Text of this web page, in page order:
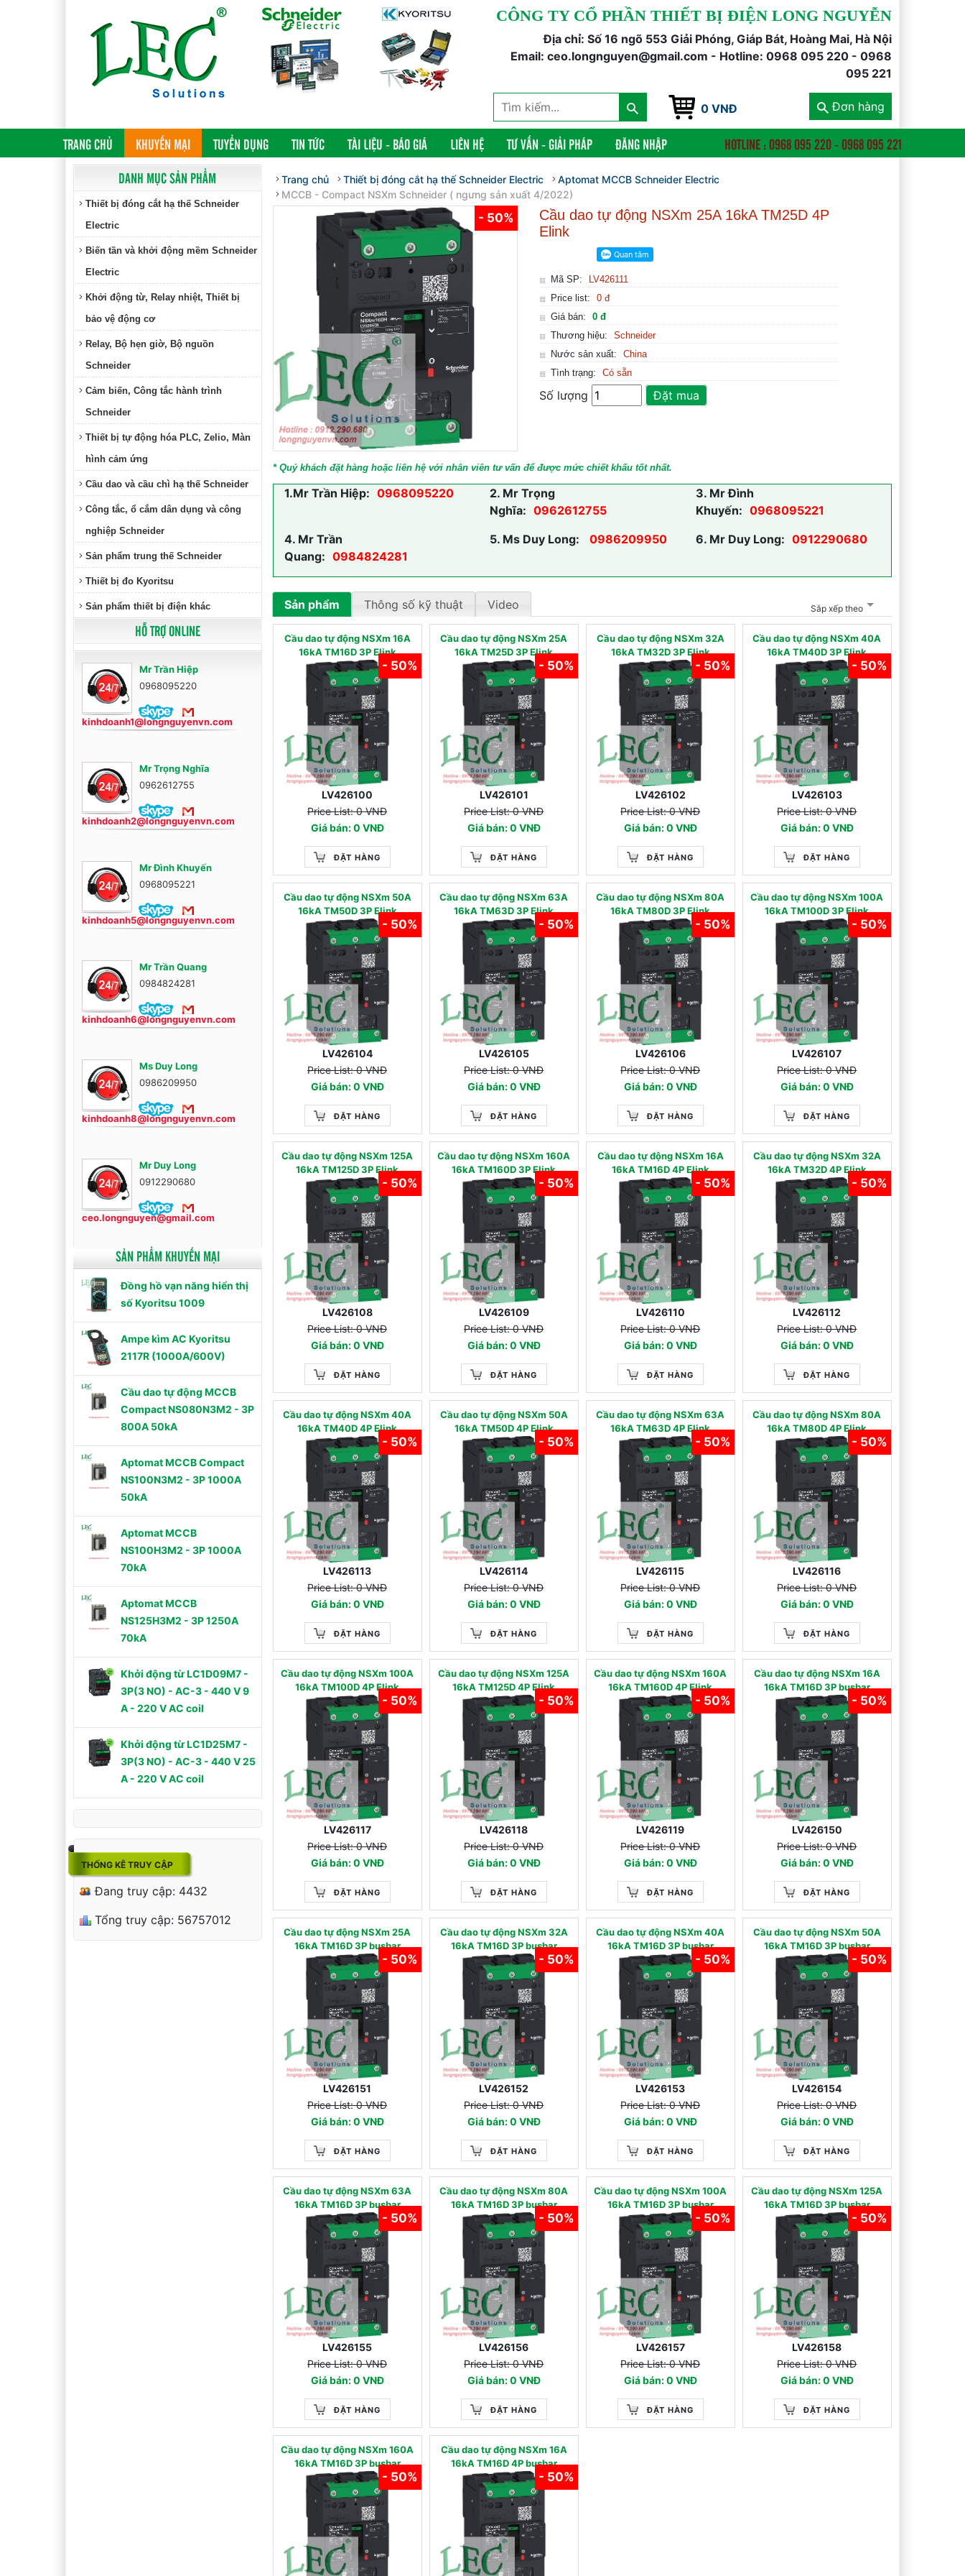
CÔNG TY CỔ PHẦN THIẾT BỊ ĐIỆN LONG NGUYỄN
Địa chỉ: Số 16 ngõ 553 Giải Phóng, Giáp Bát, Hoàng Mai, Hà Nội
Email: ceo.longnguyen@gmail.com - Hotline: 0968 095 220 - 0968
095 221
0 VNĐ Đơn hàng
TRANG CHỦ (CURRENT)
KHUYẾN MẠI TUYỂN DỤNG TIN TỨC TÀI LIỆU - BÁO GIÁ LIÊN HỆ TƯ VẤN - GIẢI PHÁP ĐĂNG NHẬP
HOTLINE : 0968 095 220 - 0968 095 221
DANH MỤC SẢN PHẨM
Thiết bị đóng cắt hạ thế Schneider
Electric
Biến tần và khởi động mềm Schneider
Electric
Khởi động từ, Relay nhiệt, Thiết bị
bảo vệ động cơ
Relay, Bộ hẹn giờ, Bộ nguồn
Schneider
Cảm biến, Công tắc hành trình
Schneider
Thiết bị tự động hóa PLC, Zelio, Màn
hình cảm ứng
Cầu dao và cầu chì hạ thế Schneider
Công tắc, ổ cắm dân dụng và công
nghiệp Schneider
Sản phẩm trung thế Schneider
Thiết bị đo Kyoritsu
Sản phẩm thiết bị điện khác
HỖ TRỢ ONLINE
Mr Trần Hiệp
0968095220
kinhdoanh1@longnguyenvn.com
Mr Trọng Nghĩa
0962612755
kinhdoanh2@longnguyenvn.com
Mr Đình Khuyến
0968095221
kinhdoanh5@longnguyenvn.com
Mr Trần Quang
0984824281
kinhdoanh6@longnguyenvn.com
Ms Duy Long
0986209950
kinhdoanh8@longnguyenvn.com
Mr Duy Long
0912290680
ceo.longnguyen@gmail.com
SẢN PHẨM KHUYẾN MẠI
Đồng hồ vạn năng hiển thị
số Kyoritsu 1009
Ampe kìm AC Kyoritsu
2117R (1000A/600V)
Cầu dao tự động MCCB
Compact NS080N3M2 - 3P
800A 50kA
Aptomat MCCB Compact
NS100N3M2 - 3P 1000A
50kA
Aptomat MCCB
NS100H3M2 - 3P 1000A
70kA
Aptomat MCCB
NS125H3M2 - 3P 1250A
70kA
Khởi động từ LC1D09M7 -
3P(3 NO) - AC-3 - 440 V 9
A - 220 V AC coil
Khởi động từ LC1D25M7 -
3P(3 NO) - AC-3 - 440 V 25
A - 220 V AC coil
THỐNG KÊ TRUY CẬP
Đang truy cập: 4432
Tổng truy cập: 56757012
Trang chủ Thiết bị đóng cắt hạ thế Schneider Electric
Aptomat MCCB Schneider Electric
MCCB - Compact NSXm Schneider ( ngưng sản xuất 4/2022)
- 50%
Cầu dao tự động NSXm 25A 16kA TM25D 4P
Elink
Mã SP:
LV426111
Price list:
0 đ
Giá bán:
0 đ
Thương hiệu:
Schneider
Nước sản xuất:
China
Tình trạng:
Có sẵn
Số lượng Đặt mua
* Quý khách đặt hàng hoặc liên hệ với nhân viên tư vấn để được mức chiết khấu tốt nhất.
1.Mr Trần Hiệp: 0968095220 2. Mr Trọng
Nghĩa: 0962612755
3. Mr Đình
Khuyến: 0968095221
4.Mr Trần
Quang: 0984824281
5. Ms Duy Long: 0986209950 6. Mr Duy Long: 0912290680
Sản phẩm Thông số kỹ thuật Video Sắp xếp theo
Cầu dao tự động NSXm 16A
16kA TM16D 3P Elink
LV426100
Price List: 0 VNĐ
Giá bán: 0 VNĐ
ĐẶT HÀNG
- 50%
Cầu dao tự động NSXm 25A
16kA TM25D 3P Elink
LV426101
Price List: 0 VNĐ
Giá bán: 0 VNĐ
ĐẶT HÀNG
- 50%
Cầu dao tự động NSXm 32A
16kA TM32D 3P Elink
LV426102
Price List: 0 VNĐ
Giá bán: 0 VNĐ
ĐẶT HÀNG
- 50%
Cầu dao tự động NSXm 40A
16kA TM40D 3P Elink
LV426103
Price List: 0 VNĐ
Giá bán: 0 VNĐ
ĐẶT HÀNG
- 50%
Cầu dao tự động NSXm 50A
16kA TM50D 3P Elink
LV426104
Price List: 0 VNĐ
Giá bán: 0 VNĐ
ĐẶT HÀNG
- 50%
Cầu dao tự động NSXm 63A
16kA TM63D 3P Elink
LV426105
Price List: 0 VNĐ
Giá bán: 0 VNĐ
ĐẶT HÀNG
- 50%
Cầu dao tự động NSXm 80A
16kA TM80D 3P Elink
LV426106
Price List: 0 VNĐ
Giá bán: 0 VNĐ
ĐẶT HÀNG
- 50%
Cầu dao tự động NSXm 100A
16kA TM100D 3P Elink
LV426107
Price List: 0 VNĐ
Giá bán: 0 VNĐ
ĐẶT HÀNG
- 50%
Cầu dao tự động NSXm 125A
16kA TM125D 3P Elink
LV426108
Price List: 0 VNĐ
Giá bán: 0 VNĐ
ĐẶT HÀNG
- 50%
Cầu dao tự động NSXm 160A
16kA TM160D 3P Elink
LV426109
Price List: 0 VNĐ
Giá bán: 0 VNĐ
ĐẶT HÀNG
- 50%
Cầu dao tự động NSXm 16A
16kA TM16D 4P Elink
LV426110
Price List: 0 VNĐ
Giá bán: 0 VNĐ
ĐẶT HÀNG
- 50%
Cầu dao tự động NSXm 32A
16kA TM32D 4P Elink
LV426112
Price List: 0 VNĐ
Giá bán: 0 VNĐ
ĐẶT HÀNG
- 50%
Cầu dao tự động NSXm 40A
16kA TM40D 4P Elink
LV426113
Price List: 0 VNĐ
Giá bán: 0 VNĐ
ĐẶT HÀNG
- 50%
Cầu dao tự động NSXm 50A
16kA TM50D 4P Elink
LV426114
Price List: 0 VNĐ
Giá bán: 0 VNĐ
ĐẶT HÀNG
- 50%
Cầu dao tự động NSXm 63A
16kA TM63D 4P Elink
LV426115
Price List: 0 VNĐ
Giá bán: 0 VNĐ
ĐẶT HÀNG
- 50%
Cầu dao tự động NSXm 80A
16kA TM80D 4P Elink
LV426116
Price List: 0 VNĐ
Giá bán: 0 VNĐ
ĐẶT HÀNG
- 50%
Cầu dao tự động NSXm 100A
16kA TM100D 4P Elink
LV426117
Price List: 0 VNĐ
Giá bán: 0 VNĐ
ĐẶT HÀNG
- 50%
Cầu dao tự động NSXm 125A
16kA TM125D 4P Elink
LV426118
Price List: 0 VNĐ
Giá bán: 0 VNĐ
ĐẶT HÀNG
- 50%
Cầu dao tự động NSXm 160A
16kA TM160D 4P Elink
LV426119
Price List: 0 VNĐ
Giá bán: 0 VNĐ
ĐẶT HÀNG
- 50%
Cầu dao tự động NSXm 16A
16kA TM16D 3P busbar
LV426150
Price List: 0 VNĐ
Giá bán: 0 VNĐ
ĐẶT HÀNG
- 50%
Cầu dao tự động NSXm 25A
16kA TM16D 3P busbar
LV426151
Price List: 0 VNĐ
Giá bán: 0 VNĐ
ĐẶT HÀNG
- 50%
Cầu dao tự động NSXm 32A
16kA TM16D 3P busbar
LV426152
Price List: 0 VNĐ
Giá bán: 0 VNĐ
ĐẶT HÀNG
- 50%
Cầu dao tự động NSXm 40A
16kA TM16D 3P busbar
LV426153
Price List: 0 VNĐ
Giá bán: 0 VNĐ
ĐẶT HÀNG
- 50%
Cầu dao tự động NSXm 50A
16kA TM16D 3P busbar
LV426154
Price List: 0 VNĐ
Giá bán: 0 VNĐ
ĐẶT HÀNG
- 50%
Cầu dao tự động NSXm 63A
16kA TM16D 3P busbar
LV426155
Price List: 0 VNĐ
Giá bán: 0 VNĐ
ĐẶT HÀNG
- 50%
Cầu dao tự động NSXm 80A
16kA TM16D 3P busbar
LV426156
Price List: 0 VNĐ
Giá bán: 0 VNĐ
ĐẶT HÀNG
- 50%
Cầu dao tự động NSXm 100A
16kA TM16D 3P busbar
LV426157
Price List: 0 VNĐ
Giá bán: 0 VNĐ
ĐẶT HÀNG
- 50%
Cầu dao tự động NSXm 125A
16kA TM16D 3P busbar
LV426158
Price List: 0 VNĐ
Giá bán: 0 VNĐ
ĐẶT HÀNG
- 50%
Cầu dao tự động NSXm 160A
16kA TM16D 3P busbar
- 50%
Cầu dao tự động NSXm 16A
16kA TM16D 4P busbar
- 50%